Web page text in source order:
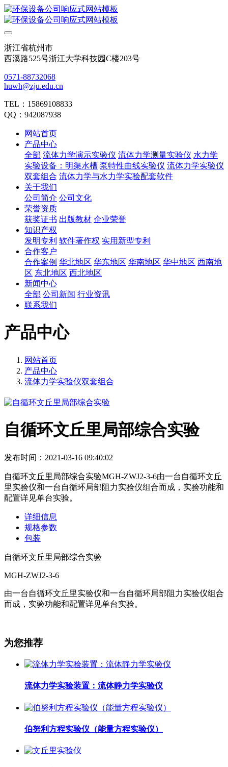
浙江省杭州市
西溪路525号浙江大学科技园C楼203号
0571-88732068
huwh@zju.edu.cn
TEL：15869108833
QQ：942087938
网站首页
产品中心
全部 流体力学演示实验仪 流体力学测量实验仪 水力学
实验设备：明渠水槽 泵特性曲线实验仪 流体力学实验仪
双套组合 流体力学与水力学实验配套软件
关于我们
公司简介 公司文化
荣誉资质
获奖证书 出版教材 企业荣誉
知识产权
发明专利 软件著作权 实用新型专利
合作客户
合作案例 华北地区 华东地区 华南地区 华中地区 西南地
区 东北地区 西北地区
新闻中心
全部 公司新闻 行业资讯
联系我们
产品中心
网站首页
产品中心
流体力学实验仪双套组合
自循环文丘里局部综合实验
发布时间：2021-03-16 09:40:02
自循环文丘里局部综合实验MGH-ZWJ2-3-6由一台自循环文丘
里实验仪和一台自循环局部阻力实验仪组合而成，实验功能和
配置详见单台实验。
详细信息
规格参数
包装
自循环文丘里局部综合实验
MGH-ZWJ2-3-6
由一台自循环文丘里实验仪和一台自循环局部阻力实验仪组合
而成，实验功能和配置详见单台实验。
为您推荐
流体力学实验装置：流体静力学实验仪
伯努利方程实验仪（能量方程实验仪）